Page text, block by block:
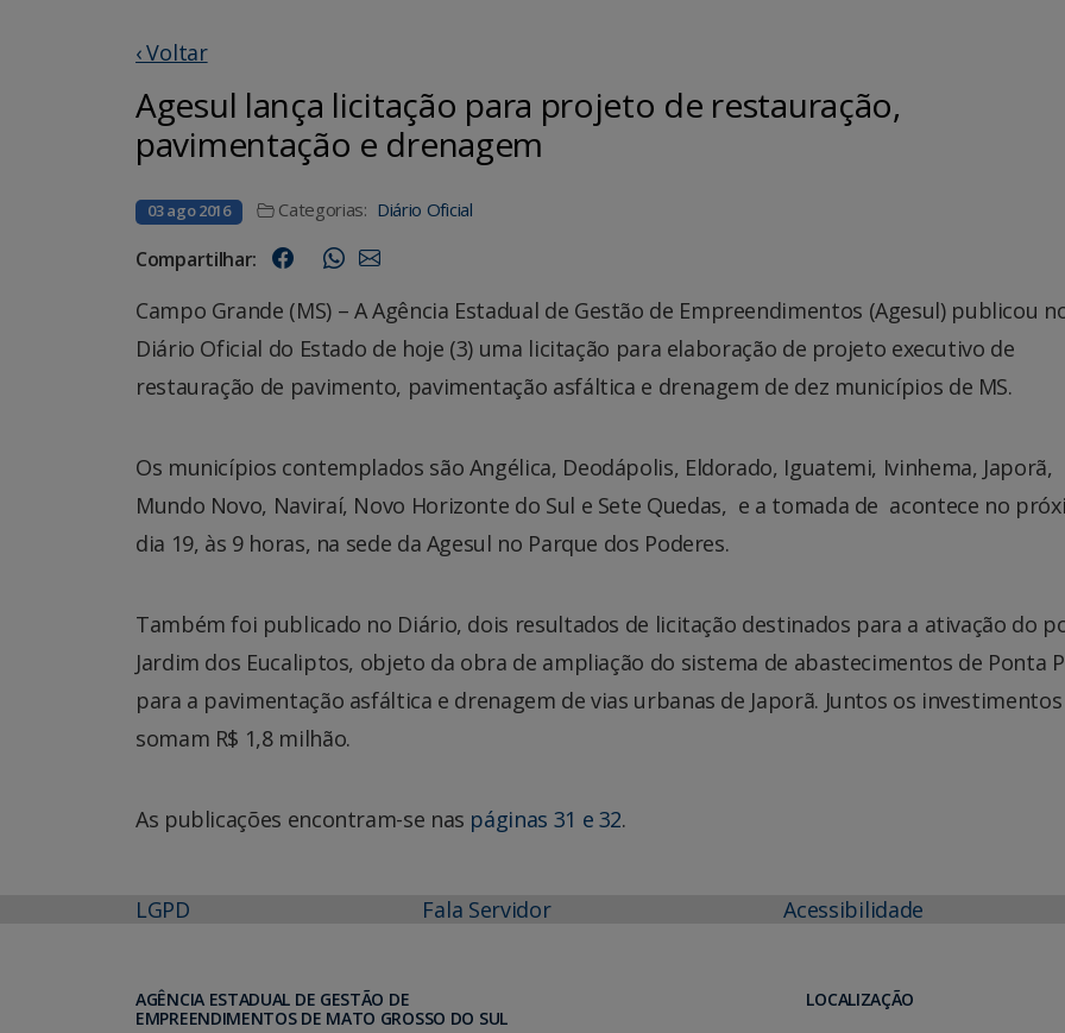
‹ Voltar
Agesul lança licitação para projeto de restauração,
pavimentação e drenagem
03 ago 2016 Categorias: Diário Oficial
Compartilhar:
Campo Grande (MS) – A Agência Estadual de Gestão de Empreendimentos (Agesul) publicou
Diário Oficial do Estado de hoje (3) uma licitação para elaboração de projeto executivo de
restauração de pavimento, pavimentação asfáltica e drenagem de dez municípios de MS.
Os municípios contemplados são Angélica, Deodápolis, Eldorado, Iguatemi, Ivinhema, Japorã,
Mundo Novo, Naviraí, Novo Horizonte do Sul e Sete Quedas, e a tomada de acontece no
dia 19, às 9 horas, na sede da Agesul no Parque dos Poderes.
Também foi publicado no Diário, dois resultados de licitação destinados para a ativação do
Jardim dos Eucaliptos, objeto da obra de ampliação do sistema de abastecimentos de Ponta
para a pavimentação asfáltica e drenagem de vias urbanas de Japorã. Juntos os investimentos
somam R$ 1,8 milhão.
As publicações encontram-se nas páginas 31 e 32.
LGPD Fala Servidor Acessibilidade
AGÊNCIA ESTADUAL DE GESTÃO DE
EMPREENDIMENTOS DE MATO GROSSO DO SUL
LOCALIZAÇÃO